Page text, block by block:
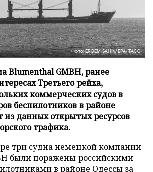
Фото: ERDEM SAHIN/EPA/ТАСС
Blumenthal GMBH, ранее
Третьего рейха,
коммерческих судов в
беспилотников в районе
из данных открытых ресурсов
трафика.
три судна немецкой компании
были поражены российскими
в районе Одессы за